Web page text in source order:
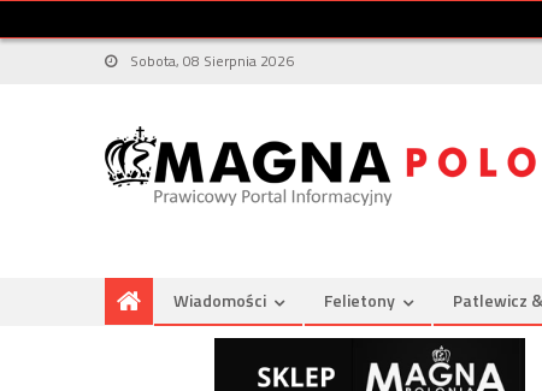
Sobota, 08 Sierpnia 2026
Wiadomości Felietony Patlewicz